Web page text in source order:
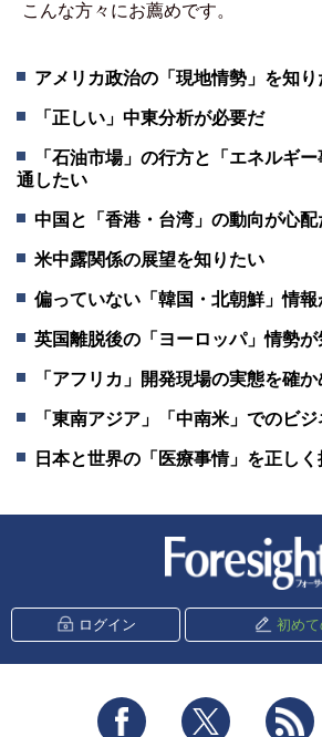
こんな方々にお薦めです。
アメリカ政治の「現地情勢」を知り
「正しい」中東分析が必要だ
「石油市場」の行方と「エネルギ
通したい
中国と「香港・台湾」の動向が心配
米中露関係の展望を知りたい
偏っていない「韓国・北朝鮮」情報
英国離脱後の「ヨーロッパ」情勢が
「アフリカ」開発現場の実態を確
「東南アジア」「中南米」でのビ
日本と世界の「医療事情」を正し
ログイン 初め
Facebook Twitter